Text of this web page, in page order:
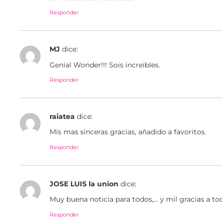
Responder
MJ dice:
Genial Wonder!!! Sois increíbles.
Responder
raiatea dice:
Mis mas sinceras gracias, añadido a favoritos.
Responder
JOSE LUIS la union dice:
Muy buena noticia para todos,… y mil gracias a
Responder